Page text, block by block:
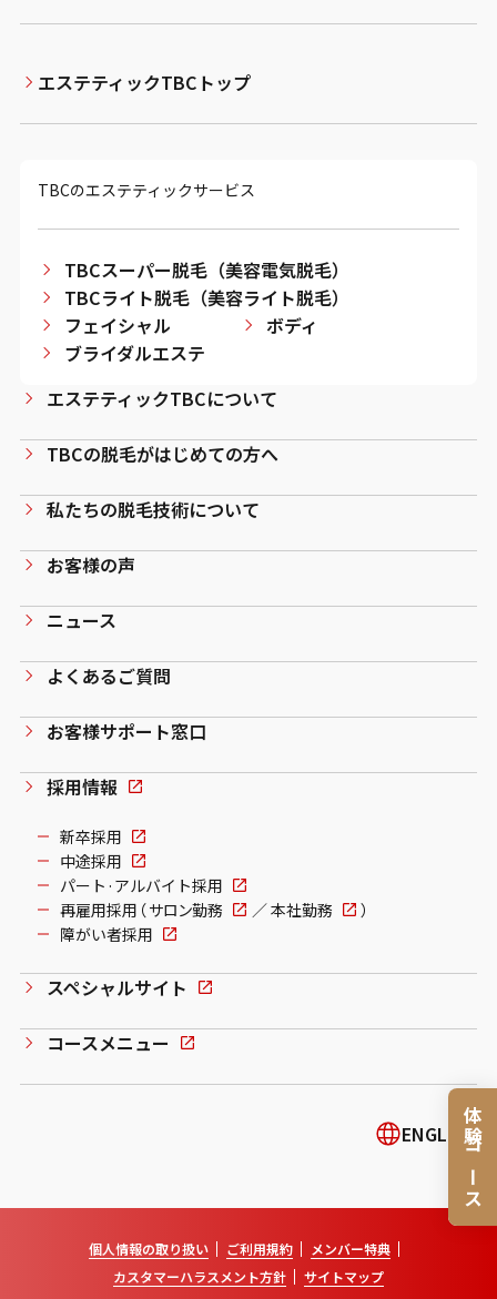
体験コース
エステティックTBCトップ
TBCのエステティックサービス
TBCスーパー脱毛（美容電気脱毛）
TBCライト脱毛（美容ライト脱毛）
フェイシャル
ボディ
ブライダルエステ
エステティックTBCについて
TBCの脱毛がはじめての方へ
私たちの脱毛技術について
お客様の声
ニュース
よくあるご質問
お客様サポート窓口
採用情報
新卒採用
中途採用
パート·アルバイト採用
再雇用採用（ サロン勤務 ／本社勤務
）
障がい者採用
スペシャルサイト
コースメニュー
ENGLISH
個人情報の取り扱い ご利用規約
メンバー特典
カスタマーハラスメント方針
サイトマップ